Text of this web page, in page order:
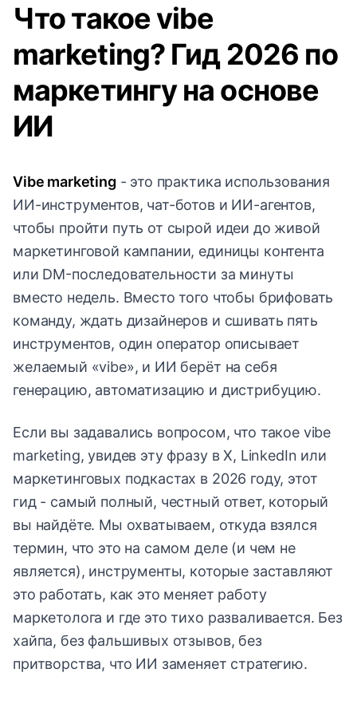
Что такое vibe
marketing? Гид 2026 по
маркетингу на основе
ИИ
Vibe marketing - это практика использования
ИИ-инструментов, чат-ботов и ИИ-агентов,
чтобы пройти путь от сырой идеи до живой
маркетинговой кампании, единицы контента
или DM-последовательности за минуты
вместо недель. Вместо того чтобы брифовать
команду, ждать дизайнеров и сшивать пять
инструментов, один оператор описывает
желаемый «vibe», и ИИ берёт на себя
генерацию, автоматизацию и дистрибуцию.
Если вы задавались вопросом, что такое vibe
marketing, увидев эту фразу в X, LinkedIn или
маркетинговых подкастах в 2026 году, этот
гид - самый полный, честный ответ, который
вы найдёте. Мы охватываем, откуда взялся
термин, что это на самом деле (и чем не
является), инструменты, которые заставляют
это работать, как это меняет работу
маркетолога и где это тихо разваливается. Без
хайпа, без фальшивых отзывов, без
притворства, что ИИ заменяет стратегию.